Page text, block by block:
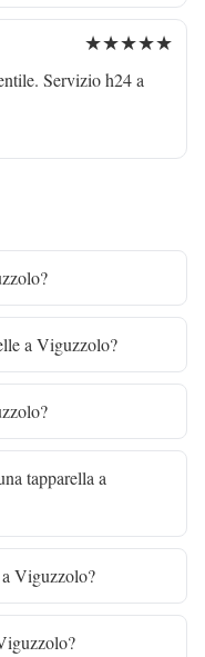
★★★★★
Servizio h24 a
a Viguzzolo?
tapparella a
Viguzzolo?